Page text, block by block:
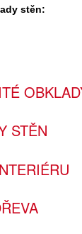
stěn:
STĚN